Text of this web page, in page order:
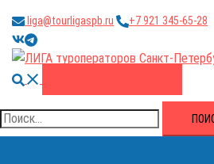
содержимому
liga@tourligaspb.ru
+7 921 345-65-28
https://vk.com/ligatourspb
https://t.me/tourligaspb
Поиск
Найти: